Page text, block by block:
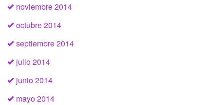
noviembre 2014
octubre 2014
septiembre 2014
julio 2014
junio 2014
mayo 2014